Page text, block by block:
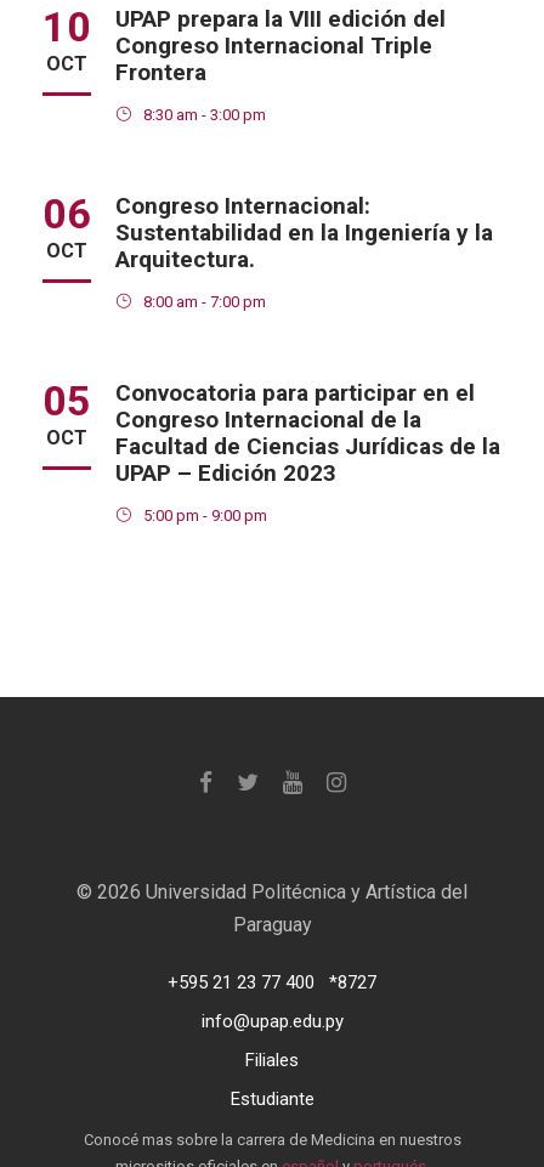
10
OCT
UPAP prepara la VIII edición del
Congreso Internacional Triple
Frontera
8:30 am - 3:00 pm
06
OCT
Congreso Internacional:
Sustentabilidad en la Ingeniería y la
Arquitectura.
8:00 am - 7:00 pm
05
OCT
Convocatoria para participar en el
Congreso Internacional de la
Facultad de Ciencias Jurídicas de la
UPAP – Edición 2023
5:00 pm - 9:00 pm
© 2026 Universidad Politécnica y Artística del
Paraguay
+595 21 23 77 400
*8727
info@upap.edu.py
Filiales
Estudiante
Conocé mas sobre la carrera de Medicina en nuestros